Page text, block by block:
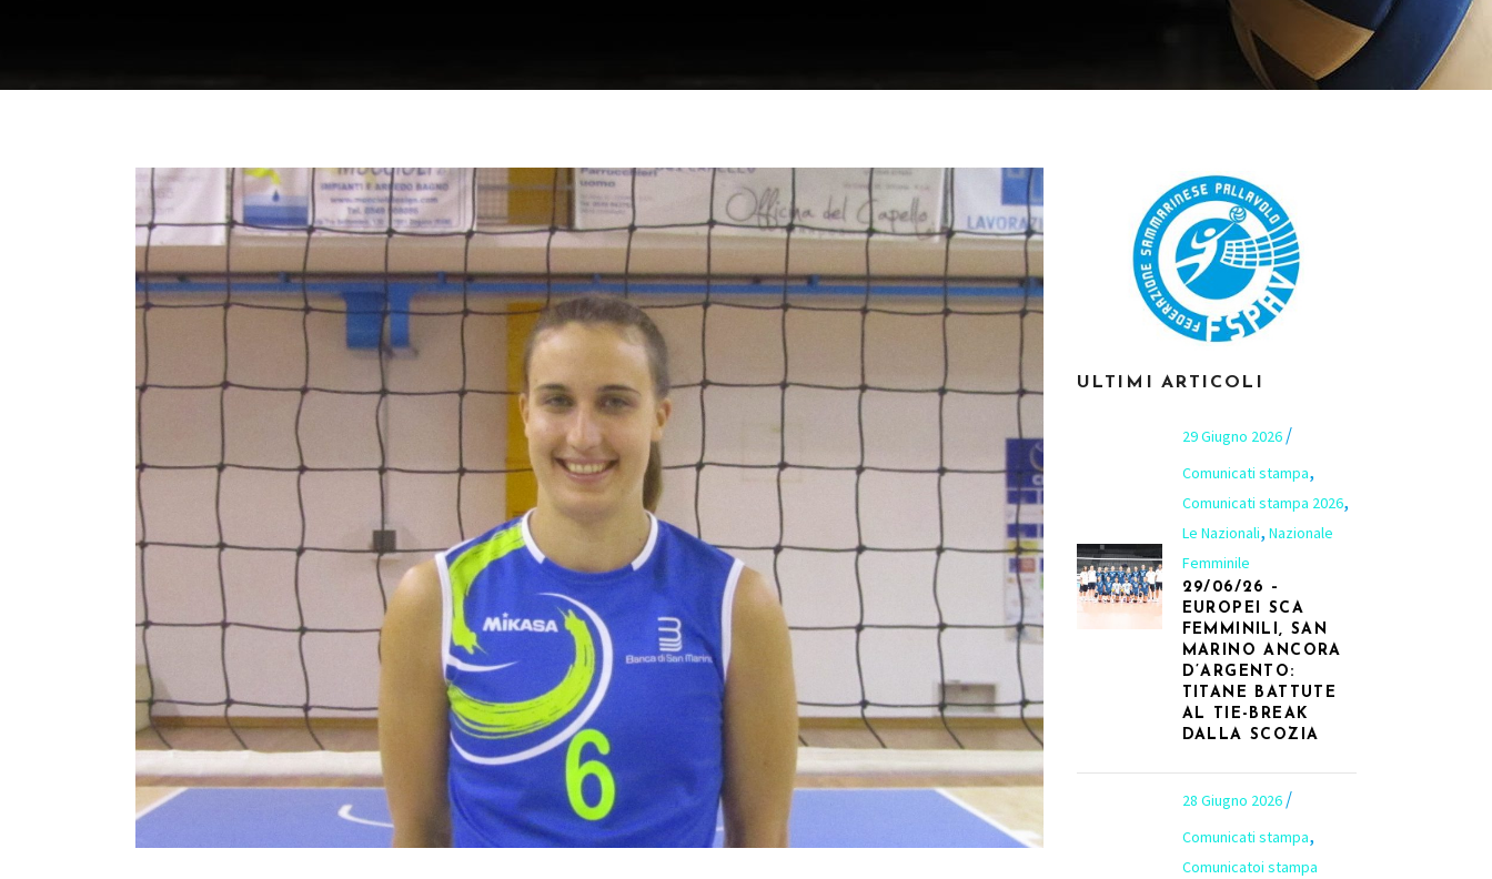
ULTIMI ARTICOLI
29 Giugno 2026
Comunicati stampa,
Comunicati stampa 2026,
Le Nazionali, Nazionale
Femminile
29/06/26 –
EUROPEI SCA
FEMMINILI, SAN
MARINO ANCORA
D’ARGENTO:
TITANE BATTUTE
AL TIE-BREAK
DALLA SCOZIA
28 Giugno 2026
Comunicati stampa,
Comunicatoi stampa